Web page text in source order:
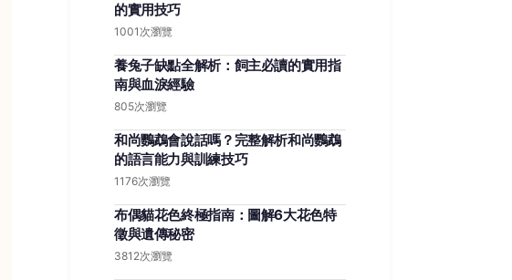
的實用技巧
1001次瀏覽
養兔子缺點全解析：飼主必讀的實用指
南與血淚經驗
805次瀏覽
和尚鸚鵡會說話嗎？完整解析和尚鸚鵡
的語言能力與訓練技巧
1176次瀏覽
布偶貓花色終極指南：圖解6大花色特
徵與遺傳秘密
3812次瀏覽